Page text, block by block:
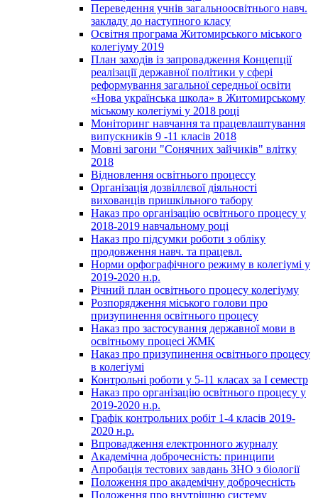
Переведення учнів загальноосвітнього навч.
закладу до наступного класу
Освітня програма Житомирського міського
колегіуму 2019
План заходів із запровадження Концепції
реалізації державної політики у сфері
реформування загальної середньої освіти
«Нова українська школа» в Житомирському
міському колегіумі у 2018 році
Моніторинг навчання та працевлаштування
випускників 9 -11 класів 2018
Мовні загони "Сонячних зайчиків" влітку
2018
Відновлення освітнього процессу
Організація дозвіллєвої діяльності
вихованців пришкільного табору
Наказ про організацію освітнього процесу у
2018-2019 навчальному році
Наказ про підсумки роботи з обліку
продовження навч. та працевл.
Норми орфографічного режиму в колегіумі у
2019-2020 н.р.
Річний план освітнього процесу колегіуму
Розпорядження міського голови про
призупинення освітнього процесу
Наказ про застосування державної мови в
освітньому процесі ЖМК
Наказ про призупинення освітнього процесу
в колегіумі
Контрольні роботи у 5-11 класах за І семестр
Наказ про організацію освітнього процесу у
2019-2020 н.р.
Графік контрольних робіт 1-4 класів 2019-
2020 н.р.
Впровадження електронного журналу
Академічна доброчесність: принципи
Апробація тестових завдань ЗНО з біології
Положення про академічну доброчесність
Положення про внутрішню систему